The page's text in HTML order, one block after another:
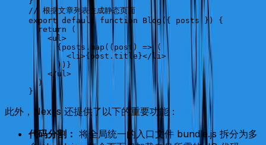
// 根据文章列表生成静态页面
export default function Blog ({ posts }) {
  return
(
    <
ul >
      {
posts . map ((post ) => (
        <
li >{ post . title }</ li >
      ))
}
    </
ul >
  )
}
此外，Nextjs 还提供了以下的重要功能：
代码分割： 将全局统一的入口文件 bundle.js 拆分为多